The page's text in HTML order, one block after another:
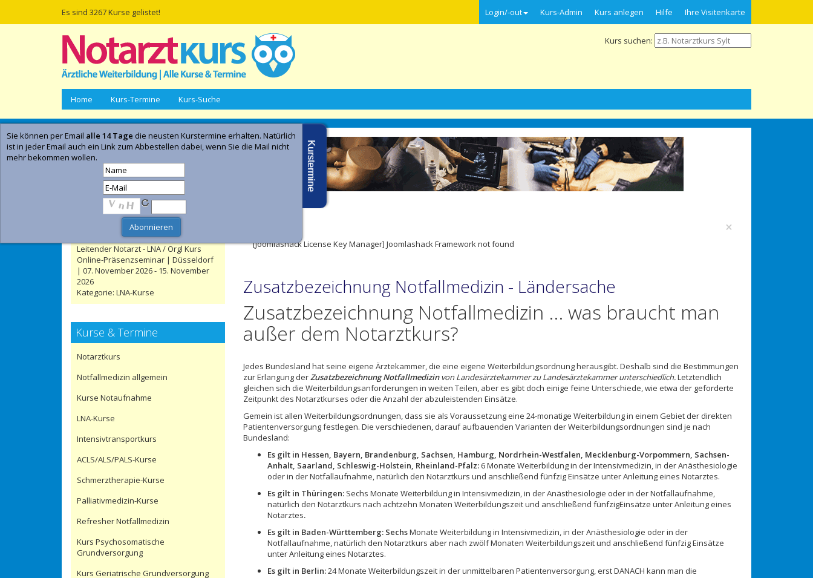
Es sind 3267 Kurse gelistet! Login/-out Kurs-Admin Kurs anlegen Hilfe Ihre Visitenkarte
Kurs suchen:
Home Kurs-Termine Kurs-Suche
×
[Joomlashack License Key Manager] Joomlashack Framework not found
Zusatzbezeichnung Notfallmedizin - Ländersache
Zusatzbezeichnung Notfallmedizin ... was braucht man
außer dem Notarztkurs?
Jedes Bundesland hat seine eigene Ärztekammer, die eine eigene Weiterbildungsordnung herausgibt. Deshalb sind die Bestimmungen
zur Erlangung derZusatzbezeichnung Notfallmedizinvon Landesärztekammer zu Landesärztekammer unterschiedlich.Letztendlich
gleichen sich die Weiterbildungsanforderungen in weiten Teilen, aber es gibt doch einige feine Unterschiede, wie etwa der geforderte
Zeitpunkt des Notarztkurses oder die Anzahl der abzuleistenden Einsätze.
Gemein ist allen Weiterbildungsordnungen, dass sie als Voraussetzung eine 24-monatige Weiterbildung in einem Gebiet der direkten
Patientenversorgung festlegen. Die verschiedenen, darauf aufbauenden Varianten der Weiterbildungsordnungen sind je nach
Bundesland:
Es gilt in Hessen, Bayern, Brandenburg, Sachsen, Hamburg, Nordrhein-Westfalen, Mecklenburg-Vorpommern, Sachsen-
Anhalt, Saarland, Schleswig-Holstein, Rheinland-Pfalz: 6 Monate Weiterbildung in der Intensivmedizin, in der Anästhesiologie
oder in der Notfallaufnahme, natürlich den Notarztkurs und anschließend fünfzig Einsätze unter Anleitung eines Notarztes.
Es gilt in Thüringen: Sechs Monate Weiterbildung in Intensivmedizin, in der Anästhesiologie oder in der Notfallaufnahme,
natürlich den Notarztkurs nach achtzehn Monaten Weiterbildungszeit und anschließend fünfzigEinsätze unter Anleitung eines
Notarztes.
Es gilt in Baden-Württemberg: SechsMonate Weiterbildung in Intensivmedizin, in der Anästhesiologie oder in der
Notfallaufnahme, natürlich den Notarztkurs aber nach zwölf Monaten Weiterbildungszeit und anschließend fünfzig Einsätze
unter Anleitung eines Notarztes.
Es gilt in Berlin:24 Monate Weiterbildungszeit in der unmittelbaren Patientenversorgung, erst DANACH kann man die
Empfohlene Kurse | Anzeige
Düsseldorfer Notarztkurs |
Düsseldorf | 02. Oktober 2026 - 11.
Oktober 2026
Kategorie: Notarztkurse
Kieler Notarztkurs | Kiel | 11.
September 2026 - 20. September 2026
Notarztkurse
Leitender Notarzt - LNA / Orgl Kurs
Online-Präsenzseminar | Düsseldorf
| 07. November 2026 - 15. November
2026
Kategorie: LNA-Kurse
Kurse & Termine
Notarztkurs
Notfallmedizin allgemein
Kurse Notaufnahme
LNA-Kurse
Intensivtransportkurs
ACLS/ALS/PALS-Kurse
Schmerztherapie-Kurse
Palliativmedizin-Kurse
Refresher Notfallmedizin
Kurs Psychosomatische
Grundversorgung
Kurs Geriatrische Grundversorgung
Kurstermine
Sie können per Email alle 14 Tage die neusten Kurstermine erhalten. Natürlich
ist in jeder Email auch ein Link zum Abbestellen dabei, wenn Sie die Mail nicht
mehr bekommen wollen.